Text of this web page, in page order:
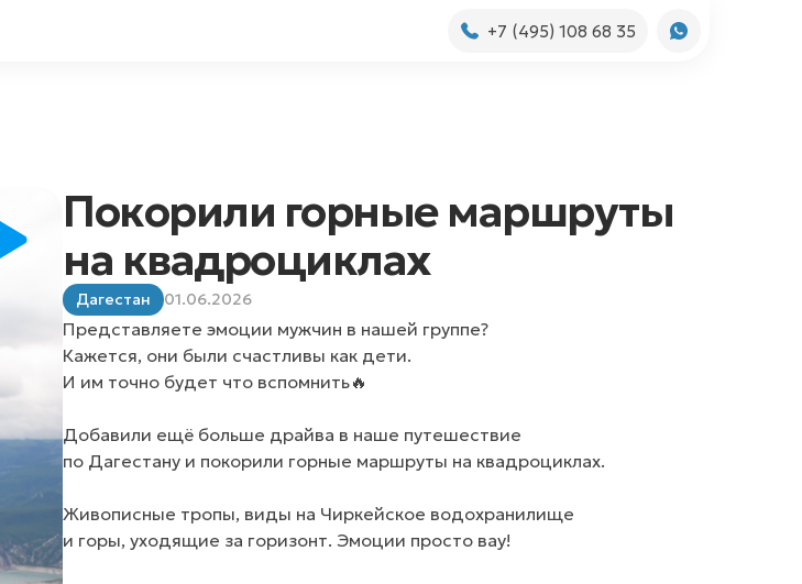
+7 (495) 108 68 35
Покорили горные маршруты
на квадроциклах
Дагестан 01.06.2026
Представляете эмоции мужчин в нашей группе?
Кажется, они были счастливы как дети.
И им точно будет что вспомнить🔥
Добавили ещё больше драйва в наше путешествие
по Дагестану и покорили горные маршруты на квадроциклах.
Живописные тропы, виды на Чиркейское водохранилище
и горы, уходящие за горизонт. Эмоции просто вау!